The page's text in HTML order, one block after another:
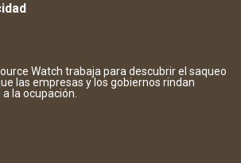
Watch trabaja para descubrir el saqueo
las empresas y los gobiernos rindan
la ocupación.